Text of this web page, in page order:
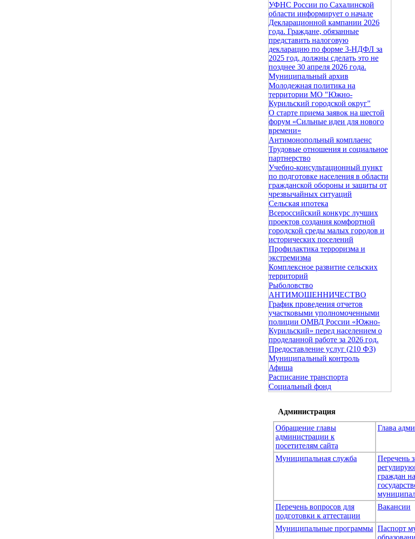
УФНС России по Сахалинской
области информирует о начале
Декларационной кампании 2026
года. Граждане, обязанные
представить налоговую
декларацию по форме 3-НДФЛ за
2025 год, должны сделать это не
позднее 30 апреля 2026 года.
Муниципальный архив
Молодежная политика на
территории МО "Южно-
Курильский городской округ"
О старте приема заявок на шестой
форум «Сильные идеи для нового
времени»
Антимонопольный комплаенс
Трудовые отношения и социальное
партнерство
Учебно-консультационный пункт
по подготовке населения в области
гражданской обороны и защиты от
чрезвычайных ситуаций
Сельская ипотека
Всероссийский конкурс лучших
проектов создания комфортной
городской среды малых городов и
исторических поселений
Профилактика терроризма и
экстремизма
Комплексное развитие сельских
территорий
Рыболовство
АНТИМОШЕННИЧЕСТВО
График проведения отчетов
участковыми уполномоченными
полиции ОМВД России «Южно-
Курильский» перед населением о
проделанной работе за 2026 год.
Предоставление услуг (210 ФЗ)
Муниципальный контроль
Афиша
Расписание транспорта
Социальный фонд
Администрация
Обращение главы
администрации к
посетителям сайта
Глава
Муниципальная служба
Перечень
граждан на
Перечень вопросов для
подготовки к аттестации
Вакансии
Муниципальные программы Паспорт